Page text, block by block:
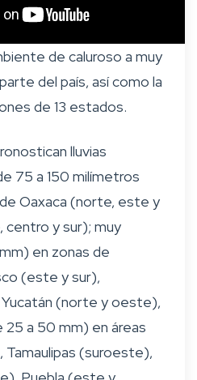
de caluroso a muy
del país, así como la
de 13 estados.
lluvias
75 a 150 milímetros
Oaxaca (norte, este y
centro y sur); muy
en zonas de
(este y sur),
(norte y oeste),
a 50 mm) en áreas
(suroeste),